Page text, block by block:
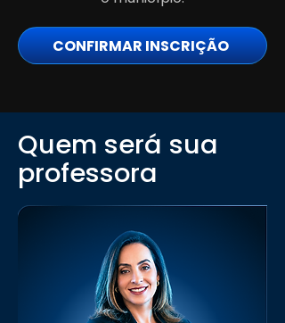
CONFIRMAR INSCRIÇÃO
Quem será sua
professora